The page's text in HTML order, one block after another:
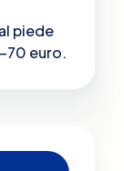
piede
70 euro.